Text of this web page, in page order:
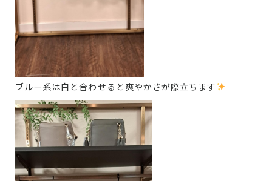
ブルー系は白と合わせると爽やかさが際立ちます